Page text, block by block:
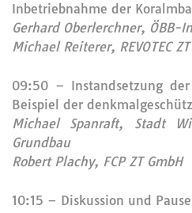
Inbetriebnahme der
Gerhard Oberlerchner, ÖBB-
Michael Reiterer, REVOTEC ZT
09:50 – Instandsetzung
Beispiel der
Michael Spanraft, Stadt
Grundbau
Robert Plachy, FCP ZT GmbH
10:15 – Diskussion und Pause